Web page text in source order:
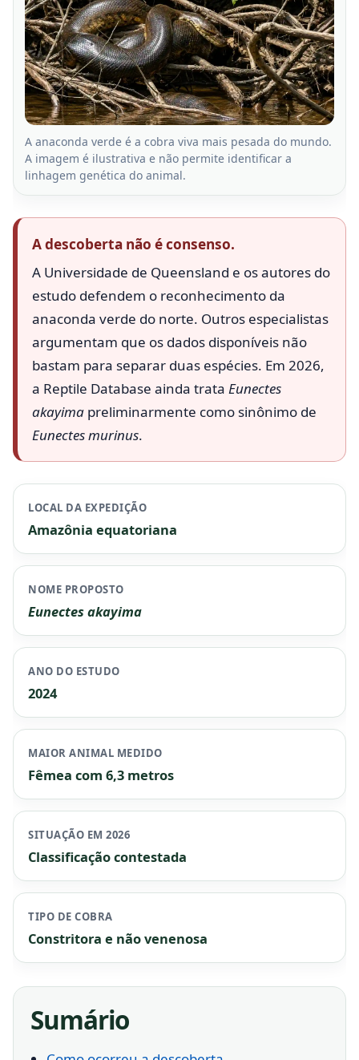
A anaconda verde é a cobra viva mais pesada do mundo.
A imagem é ilustrativa e não permite identificar a
linhagem genética do animal.
A descoberta não é consenso.
A Universidade de Queensland e os autores do
estudo defendem o reconhecimento da
anaconda verde do norte. Outros especialistas
argumentam que os dados disponíveis não
bastam para separar duas espécies. Em 2026,
a Reptile Database ainda trata Eunectes
akayima preliminarmente como sinônimo de
Eunectes murinus.
LOCAL DA EXPEDIÇÃO
Amazônia equatoriana
NOME PROPOSTO
Eunectes akayima
ANO DO ESTUDO
2024
MAIOR ANIMAL MEDIDO
Fêmea com 6,3 metros
SITUAÇÃO EM 2026
Classificação contestada
TIPO DE COBRA
Constritora e não venenosa
Sumário